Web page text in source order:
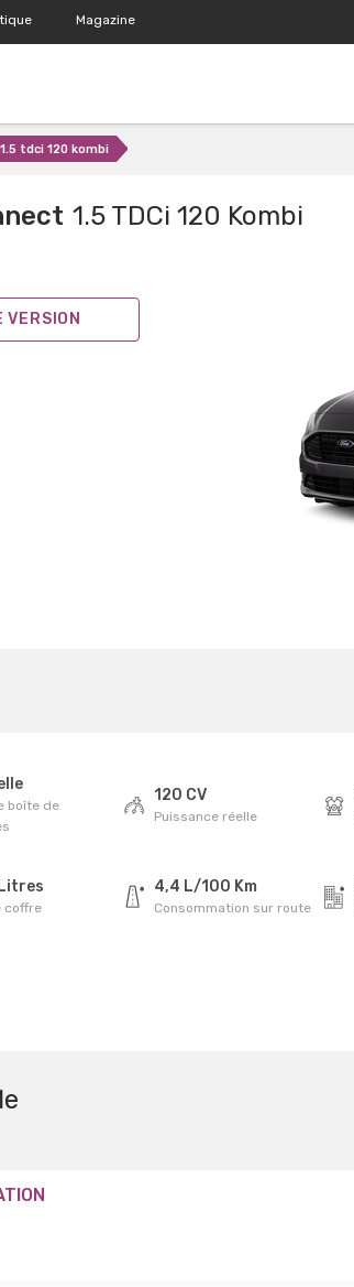
Magazine
1.5 tdci 120 kombi
1.5 TDCi 120 Kombi
boîte de
120 CV
Puissance réelle
coffre
4,4 L/100 Km
Consommation sur route